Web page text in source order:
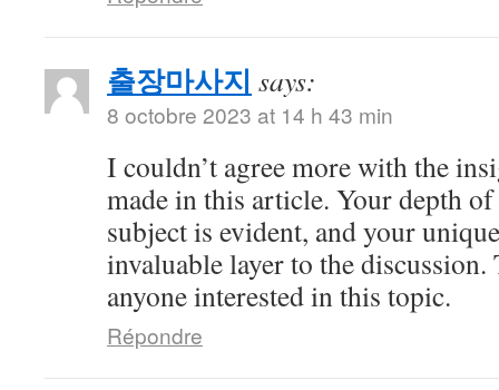
출장마사지 says:
8 octobre 2023 at 14 h 43 min
I couldn’t agree more with the
made in this article. Your depth
subject is evident, and your
invaluable layer to the
anyone interested in this topic.
Répondre